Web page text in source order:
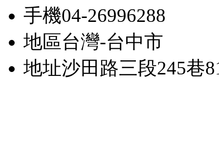
手機04-26996288
地區台灣-台中市
地址沙田路三段245巷